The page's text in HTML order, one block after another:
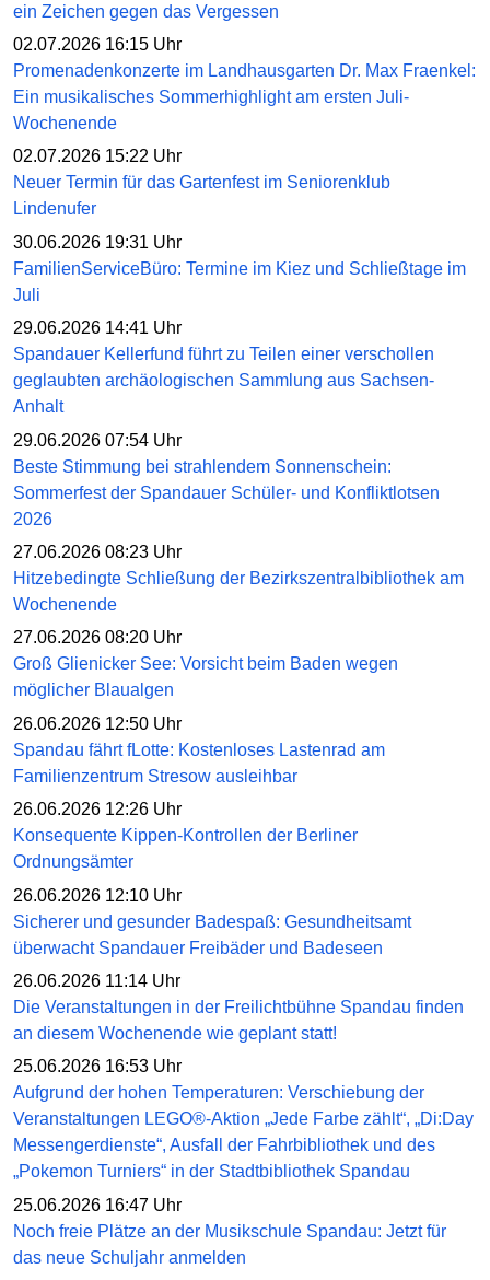
ein Zeichen gegen das Vergessen
02.07.2026 16:15 Uhr
Promenadenkonzerte im Landhausgarten Dr. Max Fraenkel:
Ein musikalisches Sommerhighlight am ersten Juli-
Wochenende
02.07.2026 15:22 Uhr
Neuer Termin für das Gartenfest im Seniorenklub
Lindenufer
30.06.2026 19:31 Uhr
FamilienServiceBüro: Termine im Kiez und Schließtage im
Juli
29.06.2026 14:41 Uhr
Spandauer Kellerfund führt zu Teilen einer verschollen
geglaubten archäologischen Sammlung aus Sachsen-
Anhalt
29.06.2026 07:54 Uhr
Beste Stimmung bei strahlendem Sonnenschein:
Sommerfest der Spandauer Schüler- und Konfliktlotsen
2026
27.06.2026 08:23 Uhr
Hitzebedingte Schließung der Bezirkszentralbibliothek am
Wochenende
27.06.2026 08:20 Uhr
Groß Glienicker See: Vorsicht beim Baden wegen
möglicher Blaualgen
26.06.2026 12:50 Uhr
Spandau fährt fLotte: Kostenloses Lastenrad am
Familienzentrum Stresow ausleihbar
26.06.2026 12:26 Uhr
Konsequente Kippen-Kontrollen der Berliner
Ordnungsämter
26.06.2026 12:10 Uhr
Sicherer und gesunder Badespaß: Gesundheitsamt
überwacht Spandauer Freibäder und Badeseen
26.06.2026 11:14 Uhr
Die Veranstaltungen in der Freilichtbühne Spandau finden
an diesem Wochenende wie geplant statt!
25.06.2026 16:53 Uhr
Aufgrund der hohen Temperaturen: Verschiebung der
Veranstaltungen LEGO®-Aktion „Jede Farbe zählt“, „Di:Day
Messengerdienste“, Ausfall der Fahrbibliothek und des
„Pokemon Turniers“ in der Stadtbibliothek Spandau
25.06.2026 16:47 Uhr
Noch freie Plätze an der Musikschule Spandau: Jetzt für
das neue Schuljahr anmelden